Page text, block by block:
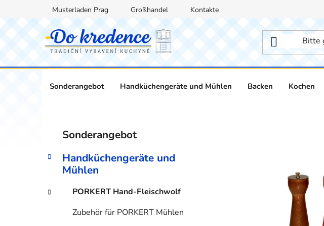
springen
Musterladen Prag Großhandel Kontakte
Sonderangebot Handküchengeräte und Mühlen Backen Kochen
i
n
Kategorien
überspringen
e
r
Sonderangebot
Handküchengeräte und
Mühlen
PORKERT Hand-Fleischwolf
Zubehör für PORKERT Mühlen